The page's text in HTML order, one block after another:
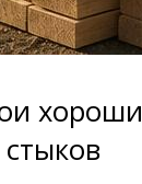
хороши